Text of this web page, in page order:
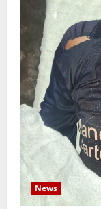
News